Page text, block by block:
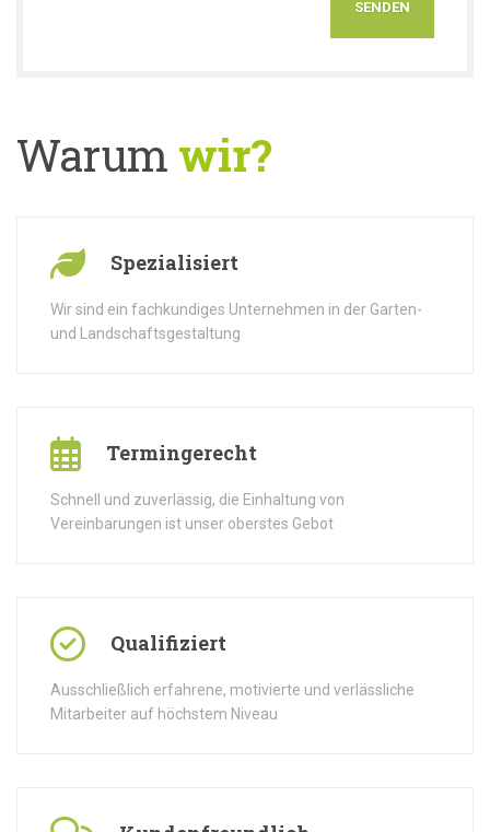
Warum wir?
Spezialisiert
Wir sind ein fachkundiges Unternehmen in der Garten-
und Landschaftsgestaltung
Termingerecht
Schnell und zuverlässig, die Einhaltung von
Vereinbarungen ist unser oberstes Gebot
Qualifiziert
Ausschließlich erfahrene, motivierte und verlässliche
Mitarbeiter auf höchstem Niveau